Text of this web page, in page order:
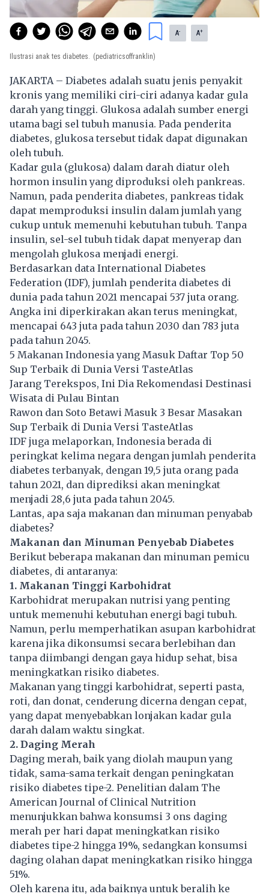
A- A+
Ilustrasi anak tes diabetes. (pediatricsoffranklin)
JAKARTA – Diabetes adalah suatu jenis penyakit
kronis yang memiliki ciri-ciri adanya kadar gula
darah yang tinggi. Glukosa adalah sumber energi
utama bagi sel tubuh manusia. Pada penderita
diabetes, glukosa tersebut tidak dapat digunakan
oleh tubuh.
Kadar gula (glukosa) dalam darah diatur oleh
hormon insulin yang diproduksi oleh pankreas.
Namun, pada penderita diabetes, pankreas tidak
dapat memproduksi insulin dalam jumlah yang
cukup untuk memenuhi kebutuhan tubuh. Tanpa
insulin, sel-sel tubuh tidak dapat menyerap dan
mengolah glukosa menjadi energi.
Berdasarkan data International Diabetes
Federation (IDF), jumlah penderita diabetes di
dunia pada tahun 2021 mencapai 537 juta orang.
Angka ini diperkirakan akan terus meningkat,
mencapai 643 juta pada tahun 2030 dan 783 juta
pada tahun 2045.
5 Makanan Indonesia yang Masuk Daftar Top 50
Sup Terbaik di Dunia Versi TasteAtlas
Jarang Terekspos, Ini Dia Rekomendasi Destinasi
Wisata di Pulau Bintan
Rawon dan Soto Betawi Masuk 3 Besar Masakan
Sup Terbaik di Dunia Versi TasteAtlas
IDF juga melaporkan, Indonesia berada di
peringkat kelima negara dengan jumlah penderita
diabetes terbanyak, dengan 19,5 juta orang pada
tahun 2021, dan diprediksi akan meningkat
menjadi 28,6 juta pada tahun 2045.
Lantas, apa saja makanan dan minuman penyabab
diabetes?
Makanan dan Minuman Penyebab Diabetes
Berikut beberapa makanan dan minuman pemicu
diabetes, di antaranya:
1. Makanan Tinggi Karbohidrat
Karbohidrat merupakan nutrisi yang penting
untuk memenuhi kebutuhan energi bagi tubuh.
Namun, perlu memperhatikan asupan karbohidrat
karena jika dikonsumsi secara berlebihan dan
tanpa diimbangi dengan gaya hidup sehat, bisa
meningkatkan risiko diabetes.
Makanan yang tinggi karbohidrat, seperti pasta,
roti, dan donat, cenderung dicerna dengan cepat,
yang dapat menyebabkan lonjakan kadar gula
darah dalam waktu singkat.
2. Daging Merah
Daging merah, baik yang diolah maupun yang
tidak, sama-sama terkait dengan peningkatan
risiko diabetes tipe-2. Penelitian dalam The
American Journal of Clinical Nutrition
menunjukkan bahwa konsumsi 3 ons daging
merah per hari dapat meningkatkan risiko
diabetes tipe-2 hingga 19%, sedangkan konsumsi
daging olahan dapat meningkatkan risiko hingga
51%.
Oleh karena itu, ada baiknya untuk beralih ke